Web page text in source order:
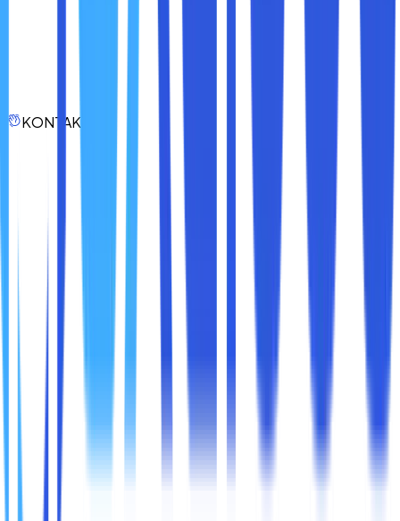
memahami batasan atau konsekuensi hukum dari
penggunaannya. Dengan cara ini, Anda dapat menikmati
internet tanpa batasan sambil menjaga keamanan dan
etika penggunaan. Jika digunakan dengan bijak, VPN
adalah jembatan menuju internet yang lebih terbuka dan
KONTAK